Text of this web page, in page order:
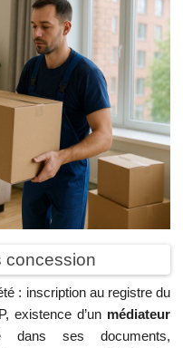
concession
: inscription au registre du
existence d’un médiateur
dans ses documents,